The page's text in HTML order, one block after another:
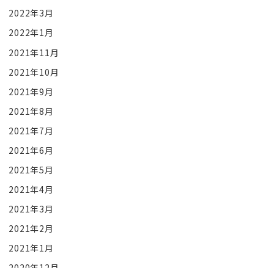
2022年3月
2022年1月
2021年11月
2021年10月
2021年9月
2021年8月
2021年7月
2021年6月
2021年5月
2021年4月
2021年3月
2021年2月
2021年1月